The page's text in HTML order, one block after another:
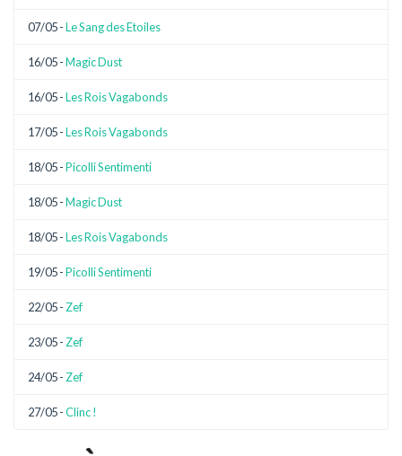
07/05 -Le Sang des Etoiles
16/05 -Magic Dust
16/05 -Les Rois Vagabonds
17/05 -Les Rois Vagabonds
18/05 -Picolli Sentimenti
18/05 -Magic Dust
18/05 -Les Rois Vagabonds
19/05 -Picolli Sentimenti
22/05 - Zef
23/05 - Zef
24/05 - Zef
27/05 -Clinc !